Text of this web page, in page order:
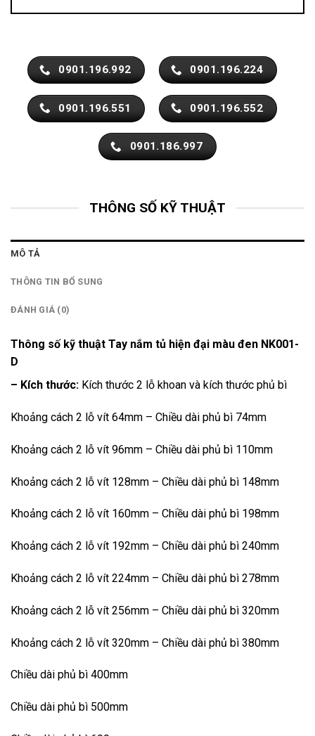
0901.196.992 0901.196.224
0901.196.551 0901.196.552
0901.186.997
THÔNG SỐ KỸ THUẬT
MÔ TẢ
THÔNG TIN BỔ SUNG
ĐÁNH GIÁ (0)
Thông số kỹ thuật Tay nắm tủ hiện đại màu đen NK001-
D
– Kích thước: Kích thước 2 lỗ khoan và kích thước phủ bì
Khoảng cách 2 lỗ vít 64mm – Chiều dài phủ bì 74mm
Khoảng cách 2 lỗ vít 96mm – Chiều dài phủ bì 110mm
Khoảng cách 2 lỗ vít 128mm – Chiều dài phủ bì 148mm
Khoảng cách 2 lỗ vít 160mm – Chiều dài phủ bì 198mm
Khoảng cách 2 lỗ vít 192mm – Chiều dài phủ bì 240mm
Khoảng cách 2 lỗ vít 224mm – Chiều dài phủ bì 278mm
Khoảng cách 2 lỗ vít 256mm – Chiều dài phủ bì 320mm
Khoảng cách 2 lỗ vít 320mm – Chiều dài phủ bì 380mm
Chiều dài phủ bì 400mm
Chiều dài phủ bì 500mm